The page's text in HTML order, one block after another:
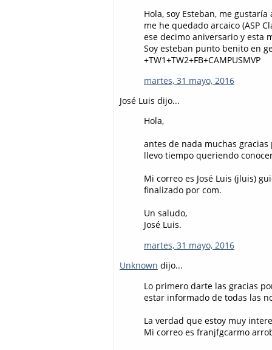
Hola, soy Esteban, me
me he quedado arcaico (ASP
ese decimo aniversario y esta
Soy esteban punto benito en
+TW1+TW2+FB+CAMPUSMVP
martes, 31 mayo, 2016
José Luis dijo...
Hola,
antes de nada muchas
llevo tiempo queriendo
Mi correo es José Luis (jluis)
finalizado por com.
Un saludo,
José Luis.
martes, 31 mayo, 2016
Unknown dijo...
Lo primero darte las gracias
estar informado de todas las
La verdad que estoy muy
Mi correo es franjfgcarmo